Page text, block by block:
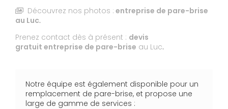
Découvrez nos photos : entreprise de pare-brise
au Luc.
Prenez contact dès à présent : devis
gratuit entreprise de pare-brise au Luc.
Notre équipe est également disponible pour un
remplacement de pare-brise, et propose une
large de gamme de services :